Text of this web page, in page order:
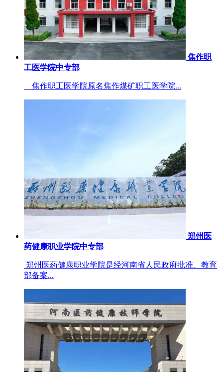
焦作职
工医学院中专部
焦作职工医学院原名焦作煤矿职工医学院...
郑州医
药健康职业学院中专部
郑州医药健康职业学院是经河南省人民政府批准、教育
部备案...